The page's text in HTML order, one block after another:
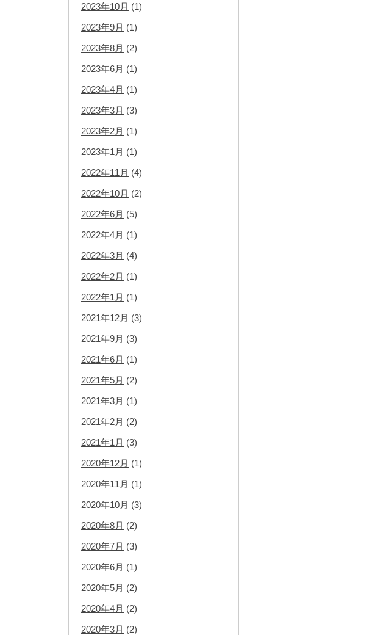
2023年10月 (1)
2023年9月 (1)
2023年8月 (2)
2023年6月 (1)
2023年4月 (1)
2023年3月 (3)
2023年2月 (1)
2023年1月 (1)
2022年11月 (4)
2022年10月 (2)
2022年6月 (5)
2022年4月 (1)
2022年3月 (4)
2022年2月 (1)
2022年1月 (1)
2021年12月 (3)
2021年9月 (3)
2021年6月 (1)
2021年5月 (2)
2021年3月 (1)
2021年2月 (2)
2021年1月 (3)
2020年12月 (1)
2020年11月 (1)
2020年10月 (3)
2020年8月 (2)
2020年7月 (3)
2020年6月 (1)
2020年5月 (2)
2020年4月 (2)
2020年3月 (2)